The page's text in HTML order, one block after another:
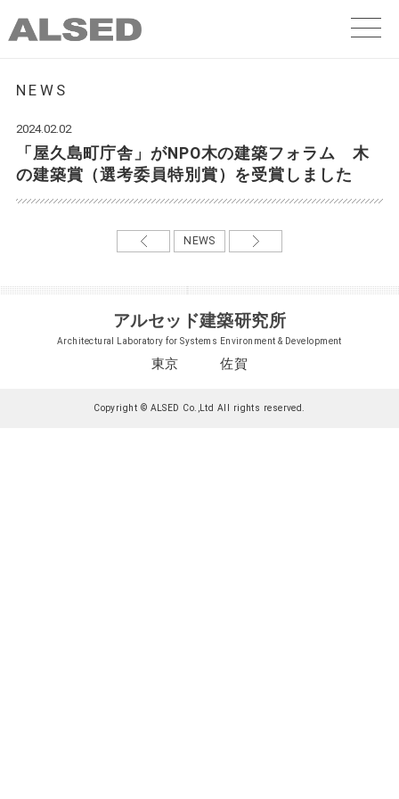
NEWS
2024.02.02
「屋久島町庁舎」がNPO木の建築フォラム 木
の建築賞（選考委員特別賞）を受賞しました
NEWS
アルセッド建築研究所
Architectural Laboratory for Systems Environment & Development
東京 佐賀
Copyright © ALSED Co.,Ltd All rights reserved.